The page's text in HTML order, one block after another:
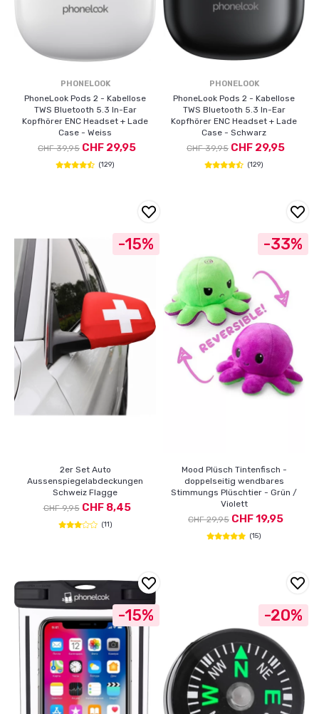
PHONELOOK
PhoneLook Pods 2 - Kabellose
TWS Bluetooth 5.3 In-Ear
Kopfhörer ENC Headset + Lade
Case - Weiss
CHF 39,95 CHF 29,95
(129)
PHONELOOK
PhoneLook Pods 2 - Kabellose
TWS Bluetooth 5.3 In-Ear
Kopfhörer ENC Headset + Lade
Case - Schwarz
CHF 39,95 CHF 29,95
(129)
2er Set Auto
Aussenspiegelabdeckungen
Schweiz Flagge
CHF 9,95CHF 8,45
(11)
-15%
Mood Plüsch Tintenfisch -
doppelseitig wendbares
Stimmungs Plüschtier - Grün /
Violett
CHF 29,95 CHF 19,95
(15)
-33%
-15% -20%